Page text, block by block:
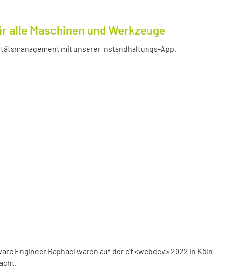
alle Maschinen und Werkzeuge
mit unserer Instandhaltungs-App.
Engineer Raphael waren auf der c't <webdev> 2022 in Köln